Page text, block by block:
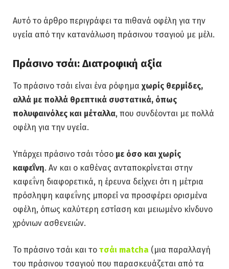
Αυτό το άρθρο περιγράφει τα πιθανά οφέλη για την
υγεία από την κατανάλωση πράσινου τσαγιού με μέλι.
Πράσινο τσάι: Διατροφική αξία
Το πράσινο τσάι είναι ένα ρόφημα χωρίς θερμίδες,
αλλά με πολλά θρεπτικά συστατικά, όπως
πολυφαινόλες και μέταλλα, που συνδέονται με πολλά
οφέλη για την υγεία.
Υπάρχει πράσινο τσάι τόσο με όσο και χωρίς
καφεΐνη. Αν και ο καθένας ανταποκρίνεται στην
καφεΐνη διαφορετικά, η έρευνα δείχνει ότι η μέτρια
πρόσληψη καφεΐνης μπορεί να προσφέρει ορισμένα
οφέλη, όπως καλύτερη εστίαση και μειωμένο κίνδυνο
χρόνιων ασθενειών.
Το πράσινο τσάι και το τσάι matcha (μια παραλλαγή
του πράσινου τσαγιού που παρασκευάζεται από τα